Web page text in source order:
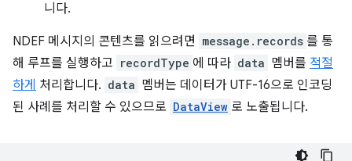
니다.
NDEF 메시지의 콘텐츠를 읽으려면 message.records 를 통
해 루프를 실행하고 recordType 에 따라 data 멤버를 적절
하게 처리합니다. data 멤버는 데이터가 UTF-16으로 인코딩
된 사례를 처리할 수 있으므로 DataView 로 노출됩니다.